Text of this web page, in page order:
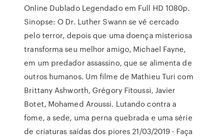
Online Dublado Legendado em Full HD 1080p.
Sinopse: O Dr. Luther Swann se vê cercado
pelo terror, depois que uma doença misteriosa
transforma seu melhor amigo, Michael Fayne,
em um predador assassino, que se alimenta de
outros humanos. Um filme de Mathieu Turi com
Brittany Ashworth, Grégory Fitoussi, Javier
Botet, Mohamed Aroussi. Lutando contra a
fome, a sede, uma perna quebrada e uma série
de criaturas saídas dos piores 21/03/2019 · Faça